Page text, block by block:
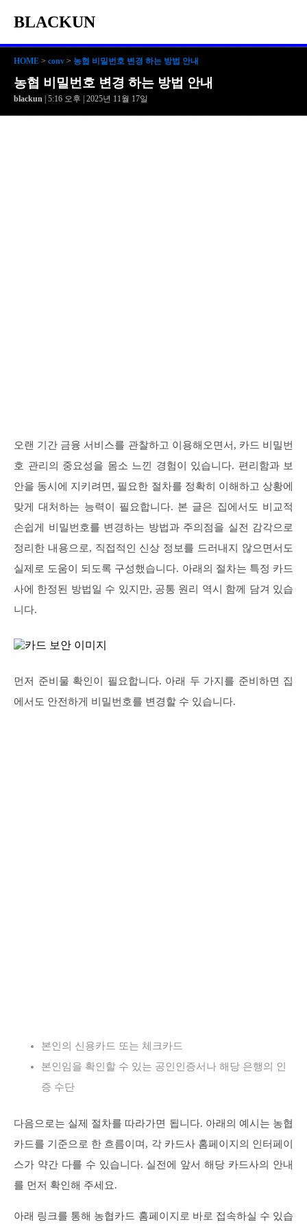
BLACKUN
HOME > conv > 농협 비밀번호 변경 하는 방법 안내
농협 비밀번호 변경 하는 방법 안내
blackun | 5:16 오후 | 2025년 11월 17일
오랜 기간 금융 서비스를 관찰하고 이용해오면서, 카드 비밀번
호 관리의 중요성을 몸소 느낀 경험이 있습니다. 편리함과 보
안을 동시에 지키려면, 필요한 절차를 정확히 이해하고 상황에
맞게 대처하는 능력이 필요합니다. 본 글은 집에서도 비교적
손쉽게 비밀번호를 변경하는 방법과 주의점을 실전 감각으로
정리한 내용으로, 직접적인 신상 정보를 드러내지 않으면서도
실제로 도움이 되도록 구성했습니다. 아래의 절차는 특정 카드
사에 한정된 방법일 수 있지만, 공통 원리 역시 함께 담겨 있습
니다.
먼저 준비물 확인이 필요합니다. 아래 두 가지를 준비하면 집
에서도 안전하게 비밀번호를 변경할 수 있습니다.
본인의 신용카드 또는 체크카드
본인임을 확인할 수 있는 공인인증서나 해당 은행의 인
증 수단
다음으로는 실제 절차를 따라가면 됩니다. 아래의 예시는 농협
카드를 기준으로 한 흐름이며, 각 카드사 홈페이지의 인터페이
스가 약간 다를 수 있습니다. 실전에 앞서 해당 카드사의 안내
를 먼저 확인해 주세요.
아래 링크를 통해 농협카드 홈페이지로 바로 접속하실 수 있습